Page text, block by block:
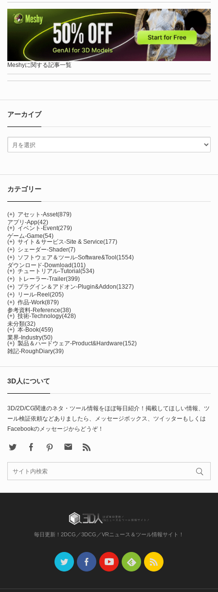
Meshyに関する記事一覧
アーカイブ
カテゴリー
(+) アセット-Asset(879)
アプリ-App(42)
(+) イベント-Event(279)
ゲーム-Game(54)
(+) サイト＆サービス-Site & Service(177)
(+) シェーダー-Shader(7)
(+) ソフトウェア＆ツール-Software&Tool (1554)
ダウンロード-Download(101)
(+) チュートリアル-Tutorial (534)
(+)
トレーラー-Trailer(399)
(+) プラグイン＆アドオン-Plugin&Addon(1327)
(+) リール-Reel (205)
(+) 作品-Work(879)
参考資料-Reference(38)
(+) 技術-Technology(428)
未分類(32)
(+) 本-Book(459)
業界-Industry(50)
(+) 製品＆ハードウェア-Product&Hardware(152)
雑記-RoughDiary(39)
3D人について
3D/2D/CG関連のネタ・ツール情報をほぼ毎日紹介！掲載してほしい情報、ツ
ール検証依頼などありましたら、メッセージボックス、ツイッターもしくは
Facebookのメッセージからどうぞ！
FacebookPinterest Contact
毎日更新！2DCG／3DCG／VRニュース＆ツール情報サイト！